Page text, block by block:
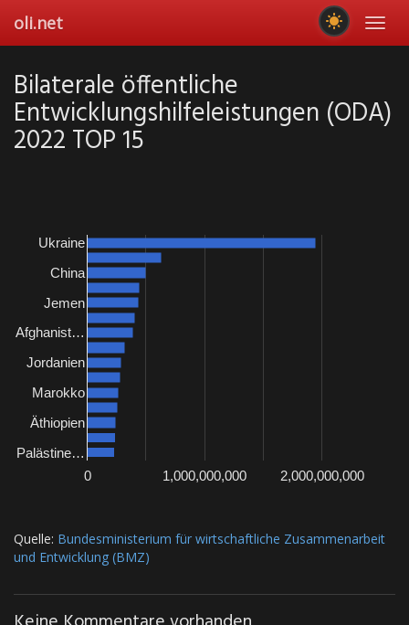
main
oli.net
Bilaterale öffentliche
Entwicklungshilfeleistungen (ODA)
2022 TOP 15
0 1,000,000,000 2,000,000,000
Ukraine
China
Jemen
Afghanist…
Jordanien
Marokko
Äthiopien
Palästine…
Quelle: Bundesministerium für wirtschaftliche Zusammenarbeit
und Entwicklung (BMZ)